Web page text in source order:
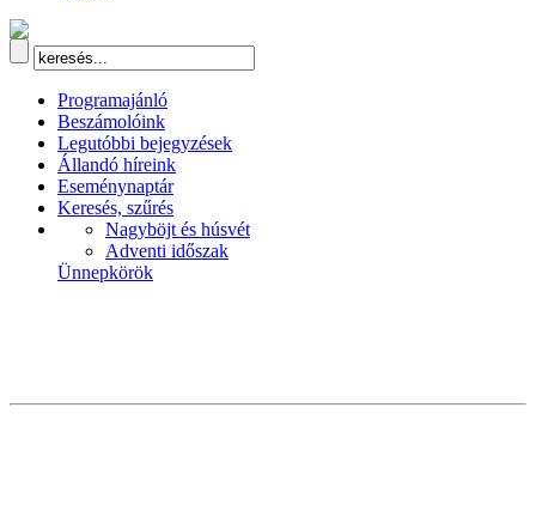
Programajánló
Beszámolóink
Legutóbbi bejegyzések
Állandó híreink
Eseménynaptár
Keresés, szűrés
Nagyböjt és húsvét
Adventi időszak
Ünnepkörök